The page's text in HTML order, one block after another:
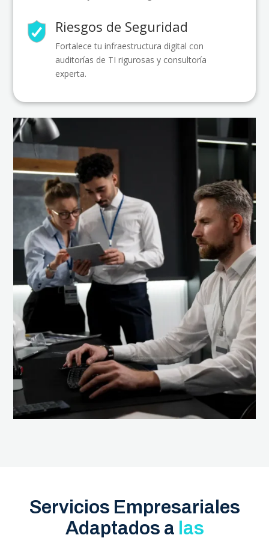
Riesgos de Seguridad
Fortalece tu infraestructura digital con
auditorías de TI rigurosas y consultoría
experta.
Servicios Empresariales
Adaptados a las